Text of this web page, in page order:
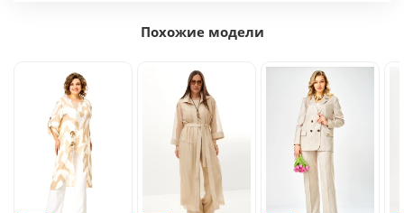
Похожие модели